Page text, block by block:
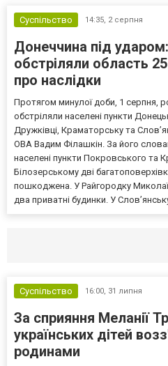
Суспільство 14:35, 2 серпня
Донеччина під
обстріляли область
про наслідки
Протягом минулої доби, 1 серпня,
обстріляли населені пункти
Дружківці, Краматорську та
ОВА Вадим Філашкін. За його
населені пункти Покровського та
Білозерському дві
пошкоджена. У Райгородку
два приватні будинки. У
Суспільство 16:00, 31 липня
За сприяння Меланії
українських дітей
родинами